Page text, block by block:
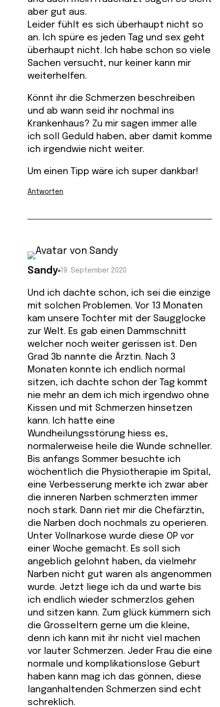
aber gut aus.
Leider fühlt es sich überhaupt nicht so
an. Ich spüre es jeden Tag und sex geht
überhaupt nicht. Ich habe schon so viele
Sachen versucht, nur keiner kann mir
weiterhelfen.
Könnt ihr die Schmerzen beschreiben
und ab wann seid ihr nochmal ins
Krankenhaus? Zu mir sagen immer alle
ich soll Geduld haben, aber damit komme
ich irgendwie nicht weiter.
Um einen Tipp wäre ich super dankbar!
Antworten
Sandy 19. September 2020
Und ich dachte schon, ich sei die einzige
mit solchen Problemen. Vor 13 Monaten
kam unsere Tochter mit der Saugglocke
zur Welt. Es gab einen Dammschnitt
welcher noch weiter gerissen ist. Den
Grad 3b nannte die Ärztin. Nach 3
Monaten konnte ich endlich normal
sitzen, ich dachte schon der Tag kommt
nie mehr an dem ich mich irgendwo ohne
Kissen und mit Schmerzen hinsetzen
kann. Ich hatte eine
Wundheilungsstörung hiess es,
normalerweise heile die Wunde schneller.
Bis anfangs Sommer besuchte ich
wöchentlich die Physiotherapie im Spital,
eine Verbesserung merkte ich zwar aber
die inneren Narben schmerzten immer
noch stark. Dann riet mir die Chefärztin,
die Narben doch nochmals zu operieren.
Unter Vollnarkose wurde diese OP vor
einer Woche gemacht. Es soll sich
angeblich gelohnt haben, da vielmehr
Narben nicht gut waren als angenommen
wurde. Jetzt liege ich da und warte bis
ich endlich wieder schmerzlos gehen
und sitzen kann. Zum glück kümmern sich
die Grosseltern gerne um die kleine,
denn ich kann mit ihr nicht viel machen
vor lauter Schmerzen. Jeder Frau die eine
normale und komplikationslose Geburt
haben kann mag ich das gönnen, diese
langanhaltenden Schmerzen sind echt
schreklich.